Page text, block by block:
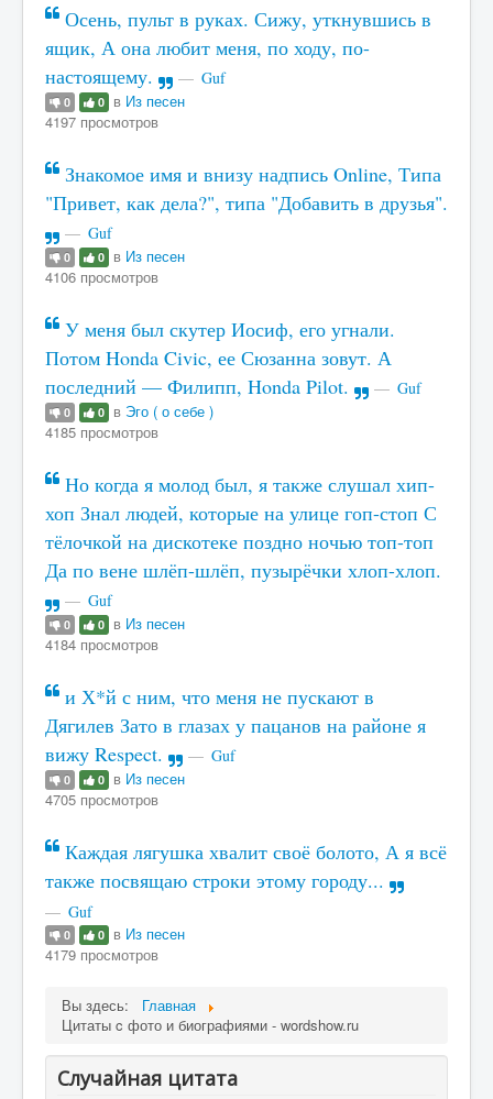
Осень, пульт в руках. Сижу, уткнувшись в
ящик, А она любит меня, по ходу, по-
настоящему.
Guf
0 0 в Из песен
4197 просмотров
Знакомое имя и внизу надпись Online, Типа
"Привет, как дела?", типа "Добавить в друзья".
Guf
0 0 в Из песен
4106 просмотров
У меня был скутер Иосиф, его угнали.
Потом Honda Civic, ее Сюзанна зовут. А
последний — Филипп, Honda Pilot.
Guf
0 0 в Эго ( о себе )
4185 просмотров
Но когда я молод был, я также слушал хип-
хоп Знал людей, которые на улице гоп-стоп С
тёлочкой на дискотеке поздно ночью топ-топ
Да по вене шлёп-шлёп, пузырёчки хлоп-хлоп.
Guf
0 0 в Из песен
4184 просмотров
и Х*й с ним, что меня не пускают в
Дягилев Зато в глазах у пацанов на районе я
вижу Respect.
Guf
0 0 в Из песен
4705 просмотров
Каждая лягушка хвалит своё болото, А я всё
также посвящаю строки этому городу...
Guf
0 0 в Из песен
4179 просмотров
Вы здесь:
Главная
Цитаты c фото и биографиями - wordshow.ru
Случайная цитата